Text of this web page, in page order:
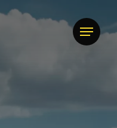
Menu